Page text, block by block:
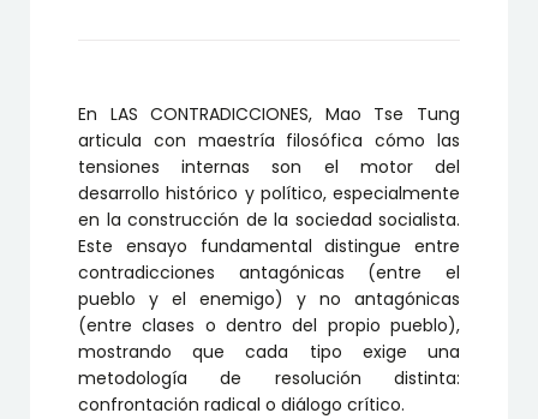
En LAS CONTRADICCIONES, Mao Tse Tung
articula con maestría filosófica cómo las
tensiones internas son el motor del
desarrollo histórico y político, especialmente
en la construcción de la sociedad socialista.
Este ensayo fundamental distingue entre
contradicciones antagónicas (entre el
pueblo y el enemigo) y no antagónicas
(entre clases o dentro del propio pueblo),
mostrando que cada tipo exige una
metodología de resolución distinta:
confrontación radical o diálogo crítico.